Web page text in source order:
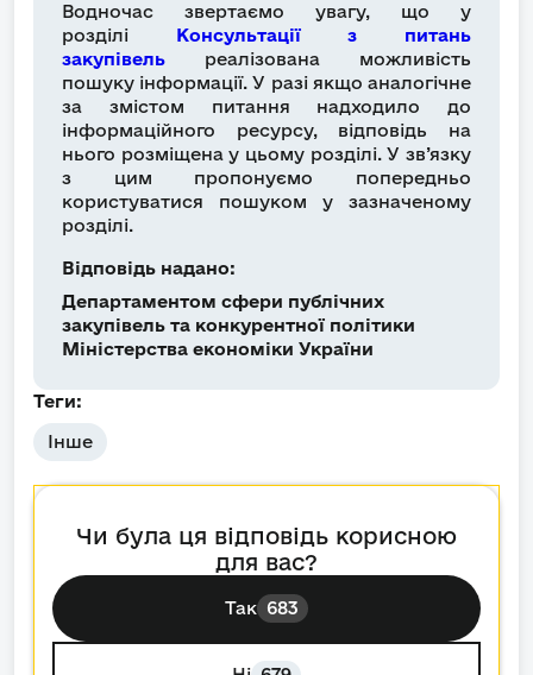
Водночас звертаємо увагу, що у
розділі Консультації з питань
закупівель реалізована можливість
пошуку інформації. У разі якщо аналогічне
за змістом питання надходило до
інформаційного ресурсу, відповідь на
нього розміщена у цьому розділі. У зв’язку
з цим пропонуємо попередньо
користуватися пошуком у зазначеному
розділі.
Відповідь надано:
Департаментом сфери публічних
закупівель та конкурентної політики
Міністерства економіки України
Теги:
Інше
Чи була ця відповідь корисною
для вас?
Так 683